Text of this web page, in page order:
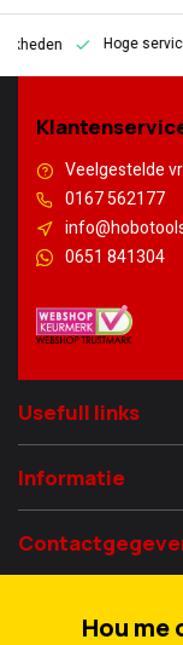
Hoge service-
Veelgestelde
0167 562177
0651 841304
Usefull links
Informatie
Hou me